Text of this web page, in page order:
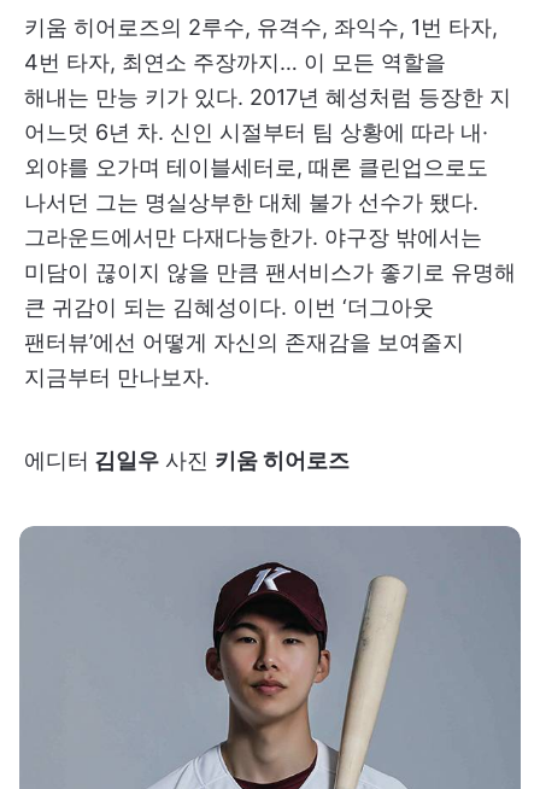
키움 히어로즈의 2루수, 유격수, 좌익수, 1번 타자,
4번 타자, 최연소 주장까지… 이 모든 역할을
해내는 만능 키가 있다. 2017년 혜성처럼 등장한 지
어느덧 6년 차. 신인 시절부터 팀 상황에 따라 내·
외야를 오가며 테이블세터로, 때론 클린업으로도
나서던 그는 명실상부한 대체 불가 선수가 됐다.
그라운드에서만 다재다능한가. 야구장 밖에서는
미담이 끊이지 않을 만큼 팬서비스가 좋기로 유명해
큰 귀감이 되는 김혜성이다. 이번 ‘더그아웃
팬터뷰’에선 어떻게 자신의 존재감을 보여줄지
지금부터 만나보자.
에디터 김일우 사진 키움 히어로즈